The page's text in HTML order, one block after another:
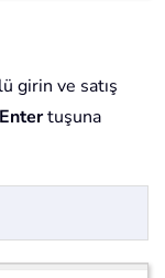
girin ve satış
Entertuşuna